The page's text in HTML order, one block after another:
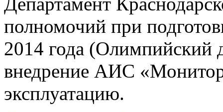
полномочий при
2014 года (Олимпийский
внедрение АИС
эксплуатацию.